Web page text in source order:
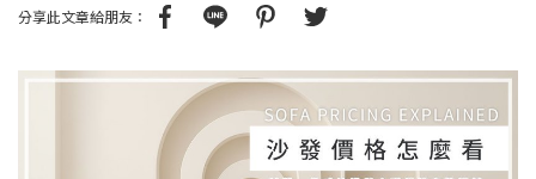
分享此文章給朋友：